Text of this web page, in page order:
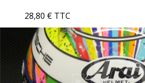
28,80 € TTC